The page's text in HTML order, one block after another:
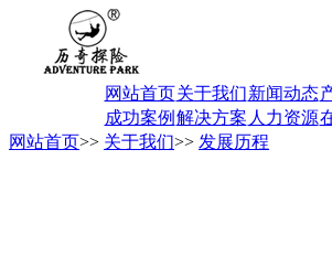
网站首页关于我们新闻动态
成功案例 解决方案 人力资源
网站首页>> 关于我们>> 发展历程